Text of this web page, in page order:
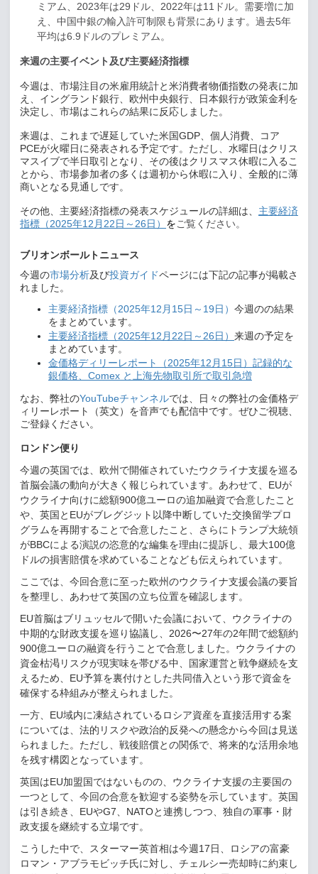
ミアム、 2023年は29 ドル、 2022年は11 ドル。需要増に加
え、中国中銀の輸入許可制限も背景にあります。過去5年
平均は6.9 ドルのプレミアム。
来週の主要イベント及び主要経済指標
今週は、市場注目の米雇用統計と米消費者物価指数の発表に加
え、イングランド銀行、欧州中央銀行、日本銀行が政策金利を
決定し、市場はこれらの結果に反応しました。
来週は、これまで遅延していた米国GDP、個人消費、コア
PCEが火曜日に発表される予定です。ただし、水曜日はクリス
マスイブで半日取引となり、その後はクリスマス休暇に入るこ
とから、市場参加者の多くは週初から休暇に入り、全般的に薄
商いとなる見通しです。
その他、主要経済指標の発表スケジュールの詳細は、 主要経済
指標（2025年12月22日～26日） をご覧ください。
ブリオンボールトニュース
今週の市場分析及び投資ガイドページには下記の記事が掲載さ
れました。
主要経済指標（2025年12月 15日～ 19日） 今週のの結果
をまとめています。
主要経済指標（2025年12月22日～26日） 来週の予定を
まとめています。
金価格ディリーレポート（2025年12月 15日）記録的な
銀価格、 Comex と上海先物取引所で取引急増
なお、弊社のYouTubeチャンネルでは、日々の弊社の金価格デ
ィリーレポート（英文）を音声でも配信中です。ぜひご視聴、
ご登録ください。
ロンドン便り
今週の英国では、欧州で開催されていたウクライナ支援を巡る
首脳会議の動向が大きく報じられています。あわせて、 EUが
ウクライナ向けに総額900億ユーロの追加融資で合意したこと
や、英国と EUがブレグジット以降中断していた交換留学プロ
グラムを再開することで合意したこと、さらにトランプ大統領
がBBCによる演説の恣意的な編集を理由に提訴し、最大100億
ドルの損害賠償を求めていることなども伝えられています。
ここでは、今回合意に至った欧州のウクライナ支援会議の要旨
を整理し、あわせて英国の立ち位置を確認します。
EU首脳はブリュッセルで開いた会議において、ウクライナの
中期的な財政支援を巡り協議し、 2026〜27年の2年間で総額約
900億ユーロの融資を行うことで合意しました。ウクライナの
資金枯渇リスクが現実味を帯びる中、国家運営と戦争継続を支
えるため、 EU予算を裏付けとした共同借入という形で資金を
確保する枠組みが整えられました。
一方、 EU域内に凍結されているロシア資産を直接活用する案
については、法的リスクや政治的反発への懸念から今回は見送
られました。ただし、戦後賠償との関係で、将来的な活用余地
を残す構図となっています。
英国はEU加盟国ではないものの、ウクライナ支援の主要国の
一つとして、今回の合意を歓迎する姿勢を示しています。英国
は引き続き、 EUやG7、 NATOと連携しつつ、独自の軍事・財
政支援を継続する立場です。
こうした中で、スターマー英首相は今週17日、ロシアの富豪
ロマン・アブラモビッチ氏に対し、チェルシー売却時に約束し